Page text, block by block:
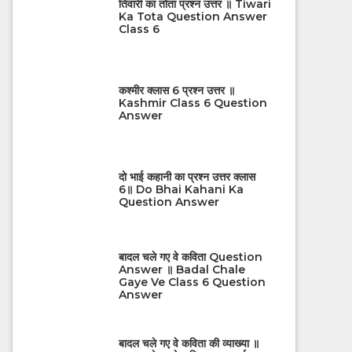
तिवारी का तोता प्रश्न उत्तर ॥ Tiwari
Ka Tota Question Answer
Class 6
कश्मीर क्लास 6 प्रश्न उत्तर ॥
Kashmir Class 6 Question
Answer
दो भाई कहानी का प्रश्न उत्तर क्लास
6॥ Do Bhai Kahani Ka
Question Answer
बादल चले गए वे कविता Question
Answer ॥ Badal Chale
Gaye Ve Class 6 Question
Answer
बादल चले गए वे कविता की व्याख्या ॥